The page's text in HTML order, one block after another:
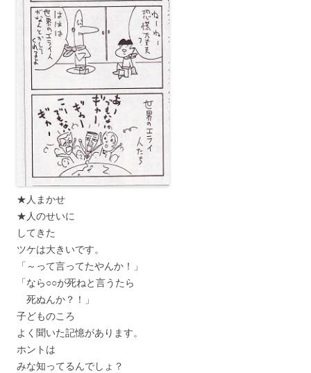
★人まかせ
★人のせいに
してきた
ツケは大きいです。
「～って言ってたやんか！」
「なら○○が死ねと言うたら
死ぬんか？！」
子どものころ
よく聞いた記憶があります。
ホントは
みな知ってるんでしょ？